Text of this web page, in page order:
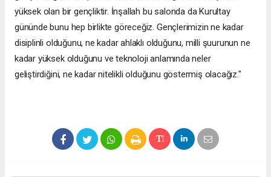
yüksek olan bir gençliktir. İnşallah bu salonda da Kurultay
gününde bunu hep birlikte göreceğiz. Gençlerimizin ne kadar
disiplinli olduğunu, ne kadar ahlaklı olduğunu, milli şuurunun ne
kadar yüksek olduğunu ve teknoloji anlamında neler
geliştirdiğini, ne kadar nitelikli olduğunu göstermiş olacağız."